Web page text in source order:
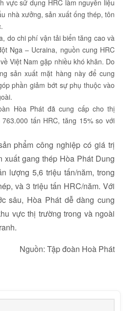
vực sử dụng HRC làm nguyên liệu
nhà xưởng, sản xuất ống thép, tôn
do chi phí vận tải biển tăng cao và
Nga – Ucraina, nguồn cung HRC
Việt Nam gặp nhiều khó khăn. Do
sản xuất mặt hàng này để cung
phần giảm bớt sự phụ thuộc vào
Hòa Phát đã cung cấp cho thị
tấn HRC, tăng 15% so với
phẩm công nghiệp có giá trị
gang thép Hòa Phát Dung
lượng 5,6 triệu tấn/năm, trong
và 3 triệu tấn HRC/năm. Với
sâu, Hòa Phát dễ dàng cung
vực thị trường trong và ngoài
Nguồn: Tập đoàn Hoà Phát